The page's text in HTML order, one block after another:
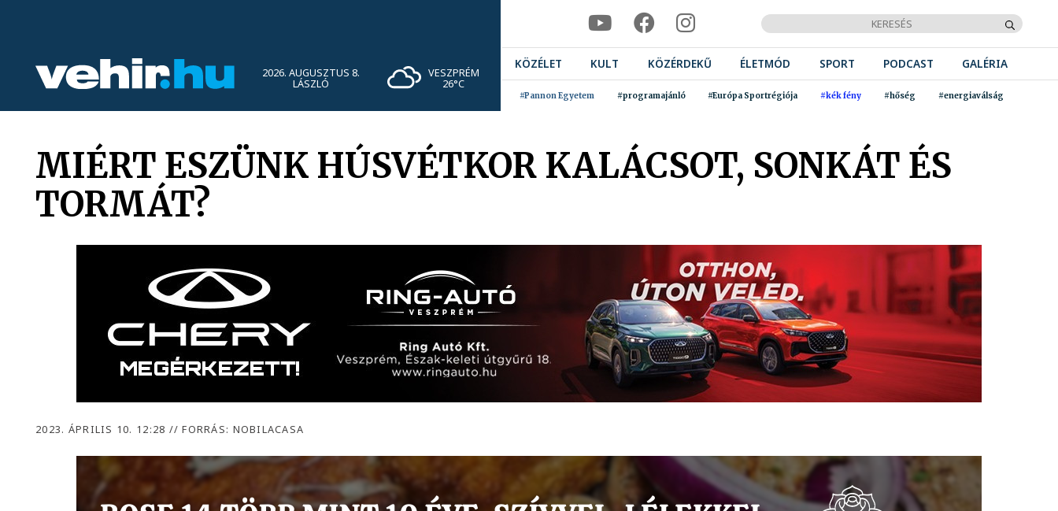
2026. AUGUSZTUS 8.
LÁSZLÓ
VESZPRÉM
26°C
KÖZÉLET KULT KÖZÉRDEKŰ ÉLETMÓD SPORT PODCAST GALÉRIA
#Pannon Egyetem #programajánló #Európa Sportrégiója #kék fény #hőség #energiaválság
MIÉRT ESZÜNK HÚSVÉTKOR KALÁCSOT, SONKÁT ÉS
TORMÁT?
2023. ÁPRILIS 10. 12:28 // FORRÁS: NOBILACASA